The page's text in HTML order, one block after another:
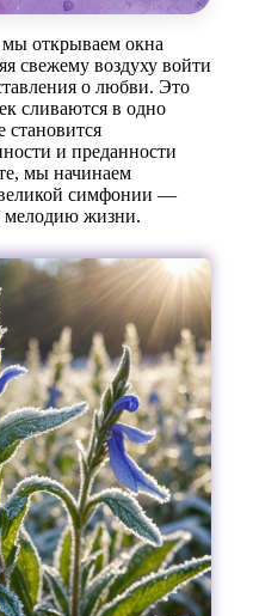
мы открываем окна
свежему воздуху войти
о любви. Это
сливаются в одно
и преданности
мы начинаем
великой симфонии —
мелодию жизни.